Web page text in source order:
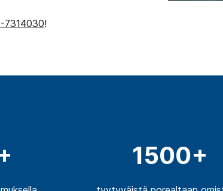
7314030!
1500+